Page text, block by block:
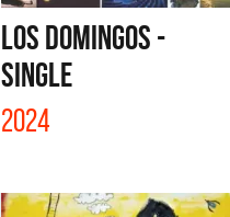
LOS DOMINGOS -
SINGLE
2024